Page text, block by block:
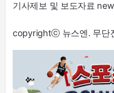
기사제보 및 보도자료
copyrightⓒ 뉴스엔. 무단